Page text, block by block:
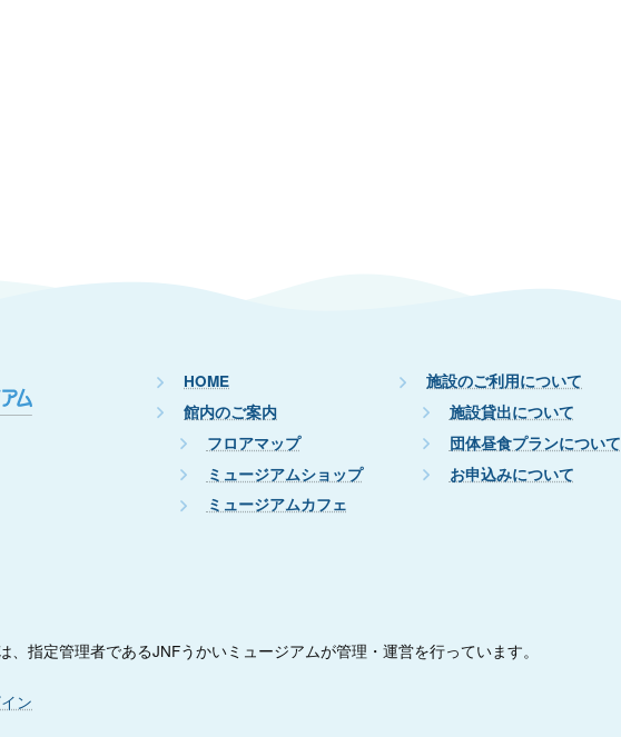
HOME
館内のご案内
フロアマップ
ミュージアムショップ
ミュージアムカフェ
施設のご利用について
施設貸出について
団体昼食プランについて
お申込みについて
指定管理者であるJNFうかいミュージアムが管理・運営を行っています。
ン